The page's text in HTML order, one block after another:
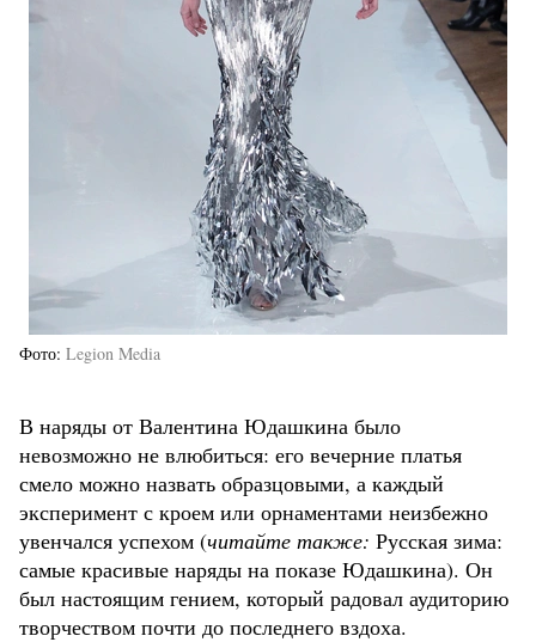
Фото Legion Media
В наряды от Валентина Юдашкина было
невозможно не влюбиться: его вечерние платья
смело можно назвать образцовыми, а каждый
эксперимент с кроем или орнаментами неизбежно
увенчался успехом (читайте также: Русская зима:
самые красивые наряды на показе Юдашкина). Он
был настоящим гением, который радовал аудиторию
творчеством почти до последнего вздоха.